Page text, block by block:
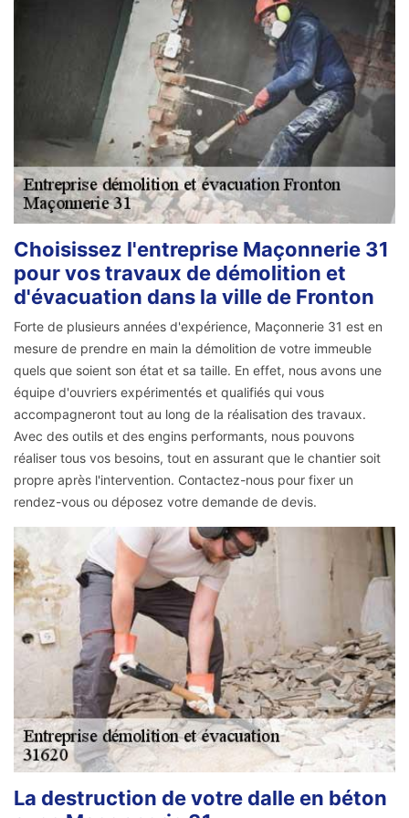
Choisissez l'entreprise Maçonnerie 31
pour vos travaux de démolition et
d'évacuation dans la ville de Fronton
Forte de plusieurs années d'expérience, Maçonnerie 31 est en
mesure de prendre en main la démolition de votre immeuble
quels que soient son état et sa taille. En effet, nous avons une
équipe d'ouvriers expérimentés et qualifiés qui vous
accompagneront tout au long de la réalisation des travaux.
Avec des outils et des engins performants, nous pouvons
réaliser tous vos besoins, tout en assurant que le chantier soit
propre après l'intervention. Contactez-nous pour fixer un
rendez-vous ou déposez votre demande de devis.
La destruction de votre dalle en béton